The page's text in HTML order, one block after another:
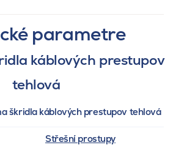
parametre
káblových prestupov
tehlová
škridla káblových prestupov tehlová
Střešní prostupy